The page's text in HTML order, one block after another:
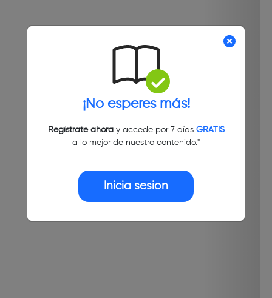
¡No esperes más!
Regístrate ahoray accede por 7 días GRATIS
a lo mejor de nuestro contenido."
Inicia sesión